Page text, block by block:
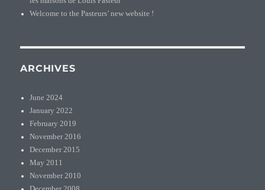
Welcome to the Pasteurs’ new website !
ARCHIVES
June 2024
January 2022
February 2019
November 2016
December 2015
May 2011
November 2010